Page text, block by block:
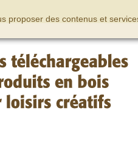
proposer des contenus et